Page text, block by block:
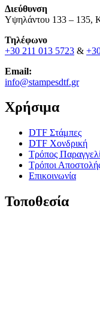
Διεύθυνση
Υψηλάντου 133 – 135,
Τηλέφωνο
+30 211 013 5723 &
Email:
info@stampesdtf.gr
Χρήσιμα
DTF Στάμπες
DTF Χονδρική
Τρόπος
Τρόποι
Επικοινωνία
Τοποθεσία